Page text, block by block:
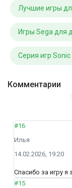
Лучшие игры
Игры Sega для
Серия игр Sonic
Комментарии
#16
Илья
14.02.2026, 19:20
Спасибо за игру
#15